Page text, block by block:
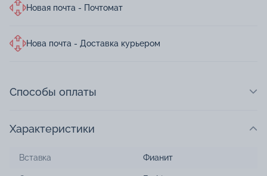
Новая почта - Почтомат
Нова почта - Доставка курьером
Способы оплаты
Характеристики
Вставка Фианит